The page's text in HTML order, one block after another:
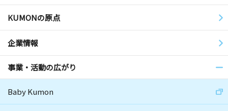
KUMONの原点
企業情報
事業・活動の広がり
Baby Kumon